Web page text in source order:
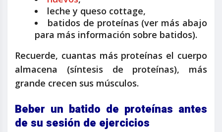
leche y queso cottage,
batidos de proteínas (ver más abajo
para más información sobre batidos).
Recuerde, cuantas más proteínas el cuerpo
almacena (síntesis de proteínas), más
grande crecen sus músculos.
Beber un batido de proteínas antes
de su sesión de ejercicios